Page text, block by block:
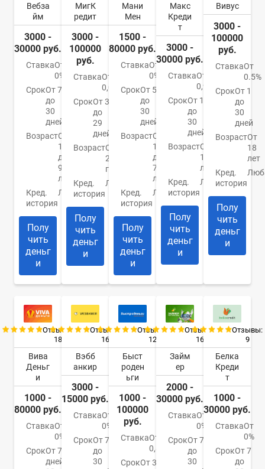
Вебза
йм
3000 -
30000 руб.
СтавкаОт
0%
СрокОт 7
до
30
дней
ВозрастОт
18
до
90
лет
Кред.
история
Любая
Полу
чить
деньг
и
МигК
редит
3000 -
100000
руб.
СтавкаОт
0,08%
СрокОт 3
до
29
дней
ВозрастОт
21
года
Кред.
история
Любая
Полу
чить
деньг
и
Мани
Мен
1500 -
80000 руб.
СтавкаОт
0%
СрокОт 5
до
30
дней
ВозрастОт
18
до
75
лет
Кред.
история
Любая
Полу
чить
деньг
и
Макс
Креди
т
3000 -
30000 руб.
СтавкаОт
0,9%
СрокОт 1
до
30
дней
ВозрастОт
18
лет
Кред.
история
Любая
Полу
чить
деньг
и
Вивус
3000 -
100000
руб.
СтавкаОт
0.5%
СрокОт 1
до
30
дней
ВозрастОт
18
лет
Кред.
история
Полу
чить
деньг
и
Отзывы:
18
Вива
Деньг
и
1000 -
80000 руб.
СтавкаОт
0%
СрокОт 7
дней до
Отзывы:
16
Вэбб
анкир
3000 -
15000 руб.
СтавкаОт
0%
СрокОт 7
до
30
Отзывы:
12
Быст
роден
ьги
1000 -
100000
руб.
СтавкаОт
0,85%
СрокОт 3
Отзывы:
16
Займ
ер
2000 -
30000 руб.
СтавкаОт
0%
СрокОт 7
до
30
Отзывы:
9
Белка
Креди
т
1000 -
30000 руб.
СтавкаОт
0%
СрокОт 7
до